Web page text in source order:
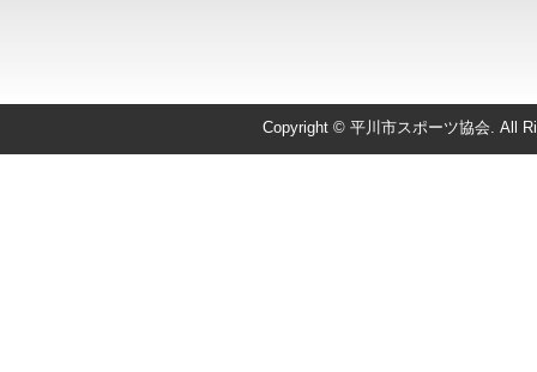
Copyright © 平川市スポーツ協会. All